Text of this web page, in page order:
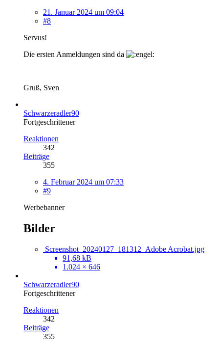
21. Januar 2024 um 09:04
#8
Servus!
Die ersten Anmeldungen sind da
Gruß, Sven
Schwarzeradler90
Fortgeschrittener
Reaktionen
342
Beiträge
355
4. Februar 2024 um 07:33
#9
Werbebanner
Bilder
Screenshot_20240127_181312_Adobe Acrobat.jpg
91,68 kB
1.024 × 646
Schwarzeradler90
Fortgeschrittener
Reaktionen
342
Beiträge
355